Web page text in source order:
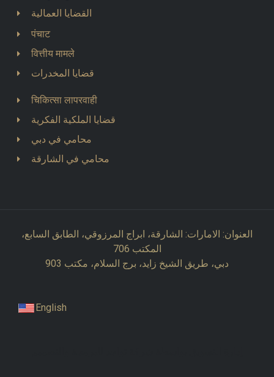
القضايا العمالية
पंचाट
वित्तीय मामले
قضايا المخدرات
चिकित्सा लापरवाही
قضايا الملكية الفكرية
محامي في دبي
محامي في الشارقة
العنوان: الامارات: الشارقة، ابراج المرزوقي، الطابق السابع،
المكتب 706
دبي، طريق الشيخ زايد، برج السلام، مكتب 903
English